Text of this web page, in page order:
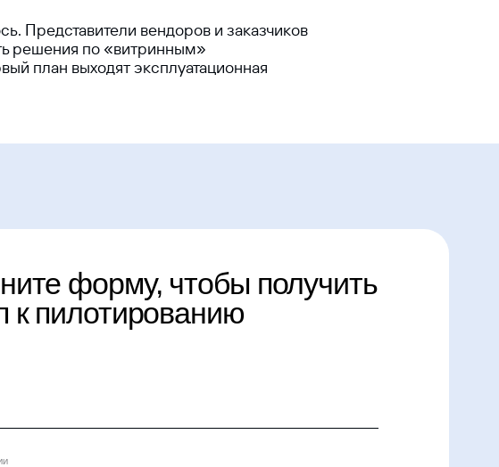
Представители вендоров и заказчиков
решения по «витринным»
план выходят эксплуатационная
чтобы получить